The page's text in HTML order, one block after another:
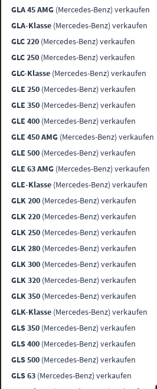
GLA 45 AMG (Mercedes-Benz) verkaufen
GLA-Klasse (Mercedes-Benz) verkaufen
GLC 220 (Mercedes-Benz) verkaufen
GLC 250 (Mercedes-Benz) verkaufen
GLC-Klasse (Mercedes-Benz) verkaufen
GLE 250 (Mercedes-Benz) verkaufen
GLE 350 (Mercedes-Benz) verkaufen
GLE 400 (Mercedes-Benz) verkaufen
GLE 450 AMG (Mercedes-Benz) verkaufen
GLE 500 (Mercedes-Benz) verkaufen
GLE 63 AMG (Mercedes-Benz) verkaufen
GLE-Klasse (Mercedes-Benz) verkaufen
GLK 200 (Mercedes-Benz) verkaufen
GLK 220 (Mercedes-Benz) verkaufen
GLK 250 (Mercedes-Benz) verkaufen
GLK 280 (Mercedes-Benz) verkaufen
GLK 300 (Mercedes-Benz) verkaufen
GLK 320 (Mercedes-Benz) verkaufen
GLK 350 (Mercedes-Benz) verkaufen
GLK-Klasse (Mercedes-Benz) verkaufen
GLS 350 (Mercedes-Benz) verkaufen
GLS 400 (Mercedes-Benz) verkaufen
GLS 500 (Mercedes-Benz) verkaufen
GLS 63 (Mercedes-Benz) verkaufen